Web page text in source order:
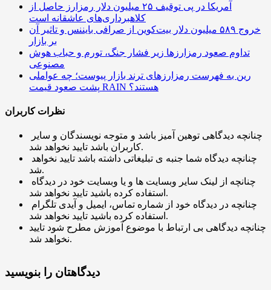
آمریکا در پی توقیف ۲۵ میلیون دلار رمزارز حاصل از
کلاهبرداری‌های عاشقانه است
خروج ۵۸۹ میلیون دلار بیت‌کوین از صرافی بایننس و تاثیر آن
بر بازار
تداوم صعود رمزارزها زیر فشار جنگ، تورم و حباب هوش
مصنوعی
رین به فهرست رمزارزهای ترند بازار پیوست؛ چه عواملی
پشت صعود قیمت RAIN هستند؟
نظرات کاربران
کاربران باشد تایید نخواهد شد.
شد.
استفاده کرده باشید تایید نخواهد شد.
استفاده کرده باشید تایید نخواهد شد.
چنانچه دیدگاهی بی ارتباط با موضوع آموزش مطرح شود تایید
نخواهد شد.
دیدگاهتان را بنویسید